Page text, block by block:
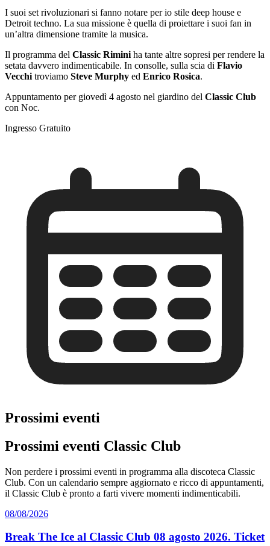
I suoi set rivoluzionari si fanno notare per io stile deep house e
Detroit techno. La sua missione è quella di proiettare i suoi fan in
un’altra dimensione tramite la musica.
Il programma del Classic Rimini ha tante altre sopresi per rendere la
setata davvero indimenticabile. In consolle, sulla scia di Flavio
Vecchi troviamo Steve Murphy ed Enrico Rosica.
Appuntamento per giovedì 4 agosto nel giardino del Classic Club
con Noc.
Ingresso Gratuito
Prossimi eventi
Prossimi eventi Classic Club
Non perdere i prossimi eventi in programma alla discoteca Classic
Club. Con un calendario sempre aggiornato e ricco di appuntamenti,
il Classic Club è pronto a farti vivere momenti indimenticabili.
08/08/2026
Break The Ice al Classic Club 08 agosto 2026. Ticket